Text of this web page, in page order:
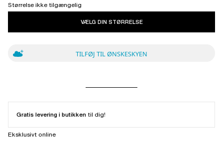
Størrelse ikke tilgængelig
VÆLG DIN STØRRELSE
TILFØJ TIL ØNSKESKYEN
Gratis levering i butikken til dig!
Eksklusivt online